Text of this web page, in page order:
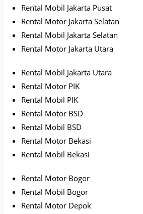
Rental Mobil Jakarta Pusat
Rental Motor Jakarta Selatan
Rental Mobil Jakarta Selatan
Rental Motor Jakarta Utara
Rental Mobil Jakarta Utara
Rental Motor PIK
Rental Mobil PIK
Rental Motor BSD
Rental Mobil BSD
Rental Motor Bekasi
Rental Mobil Bekasi
Rental Motor Bogor
Rental Mobil Bogor
Rental Motor Depok